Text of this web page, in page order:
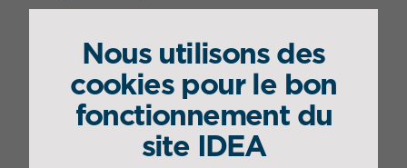
Nous utilisons des
cookies pour le bon
fonctionnement du
site IDEA